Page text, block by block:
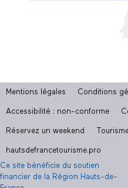
Mentions légales Conditions
Accessibilité : non-conforme
Réservez un weekend
hautsdefrancetourisme.pro
Ce site bénéficie du soutien
financier de la Région Hauts-de-